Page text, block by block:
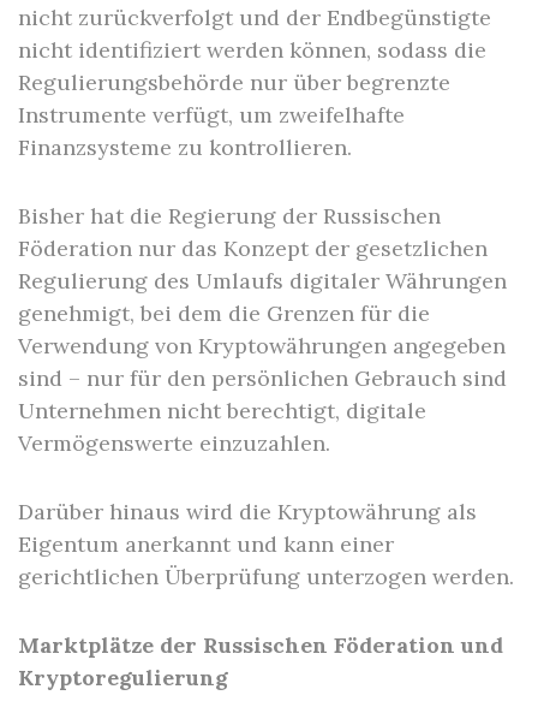
nicht zurückverfolgt und der Endbegünstigte
nicht identifiziert werden können, sodass die
Regulierungsbehörde nur über begrenzte
Instrumente verfügt, um zweifelhafte
Finanzsysteme zu kontrollieren.
Bisher hat die Regierung der Russischen
Föderation nur das Konzept der gesetzlichen
Regulierung des Umlaufs digitaler Währungen
genehmigt, bei dem die Grenzen für die
Verwendung von Kryptowährungen angegeben
sind – nur für den persönlichen Gebrauch sind
Unternehmen nicht berechtigt, digitale
Vermögenswerte einzuzahlen.
Darüber hinaus wird die Kryptowährung als
Eigentum anerkannt und kann einer
gerichtlichen Überprüfung unterzogen werden.
Marktplätze der Russischen Föderation und
Kryptoregulierung